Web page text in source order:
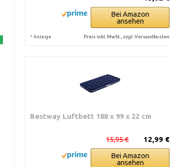
Bei Amazon
ansehen
* Anzeige Preis inkl. MwSt., zzgl. Versandkosten
Bestway Luftbett 188 x 99 x 22 cm
12,99 €
15,95 €
Bei Amazon
ansehen